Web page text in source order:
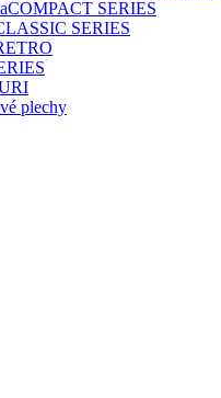
COMPACT SERIES
SERIES
plechy